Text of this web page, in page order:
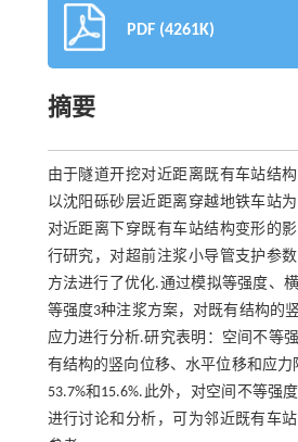
PDF (4261K)
摘要
由于隧道开挖对近距离既有车站结
以沈阳砾砂层近距离穿越地铁车站
对近距离下穿既有车站结构变形的
行研究，对超前注浆小导管支护参
方法进行了优化.通过模拟等强度、
等强度3种注浆方案，对既有结构的
应力进行分析.研究表明：空间不等
有结构的竖向位移、水平位移和应力
53.7%和15.6%.此外，对空间不等强
进行讨论和分析，可为邻近既有车